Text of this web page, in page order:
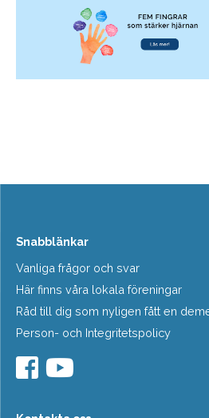
Snabblänkar
Vanliga frågor och svar
Här finns våra lokala föreningar
Råd till dig som nyligen fått en
Person- och Integritetspolicy